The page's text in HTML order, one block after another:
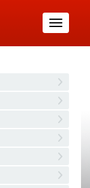
Toggle
navigation